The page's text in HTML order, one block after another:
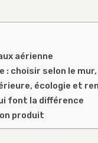
aérienne
: choisir selon le
écologie et
font la différence
produit